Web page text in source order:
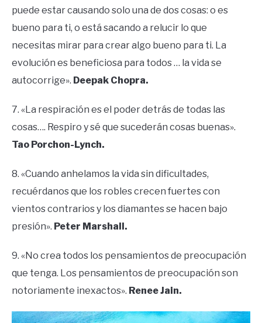
puede estar causando solo una de dos cosas: o es
bueno para ti, o está sacando a relucir lo que
necesitas mirar para crear algo bueno para ti. La
evolución es beneficiosa para todos … la vida se
autocorrige». Deepak Chopra.
7. «La respiración es el poder detrás de todas las
cosas…. Respiro y sé que sucederán cosas buenas».
Tao Porchon-Lynch.
8. «Cuando anhelamos la vida sin dificultades,
recuérdanos que los robles crecen fuertes con
vientos contrarios y los diamantes se hacen bajo
presión». Peter Marshall.
9. «No crea todos los pensamientos de preocupación
que tenga. Los pensamientos de preocupación son
notoriamente inexactos». Renee Jain.